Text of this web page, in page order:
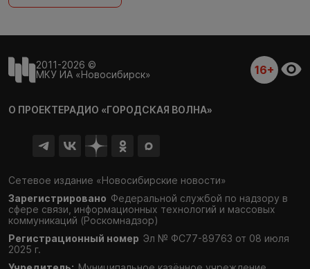
2011-2026 ©
МКУ ИА «Новосибирск»
16+
О ПРОЕКТЕРАДИО «ГОРОДСКАЯ ВОЛНА»
Сетевое издание «Новосибирские новости»
Зарегистрировано Федеральной службой по надзору в
сфере связи, информационных технологий и массовых
коммуникаций (Роскомнадзор)
Регистрационный номер Эл № ФС77-89763 от 08 июля
2025 г.